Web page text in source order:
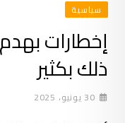
سياسية
ذلك بكثير
30 يونيو، 2025